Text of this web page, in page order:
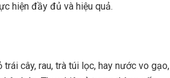
hiện đầy đủ và hiệu quả.
cây, rau, trà túi lọc, hay nước vo gạo,